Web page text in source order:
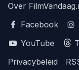
Over
Facebook
YouTube
Privacybeleid